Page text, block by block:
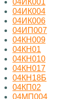
04ИК004
04ИК006
04ИП007
04КН009
04КН01
04КН010
04КН017
04КН18Б
04КП02
04МП004